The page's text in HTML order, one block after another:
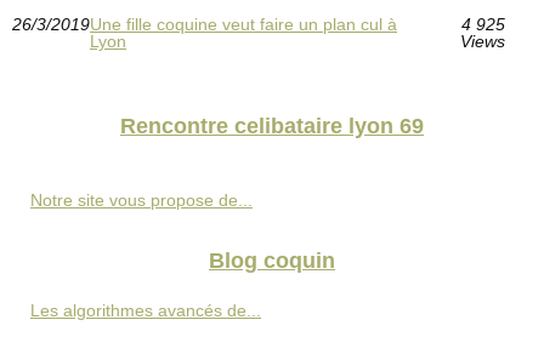
26/3/2019Une fille coquine veut faire un plan cul à
Lyon
4 925
Views
Rencontre celibataire lyon 69
Notre site vous propose de...
Blog coquin
Les algorithmes avancés de...